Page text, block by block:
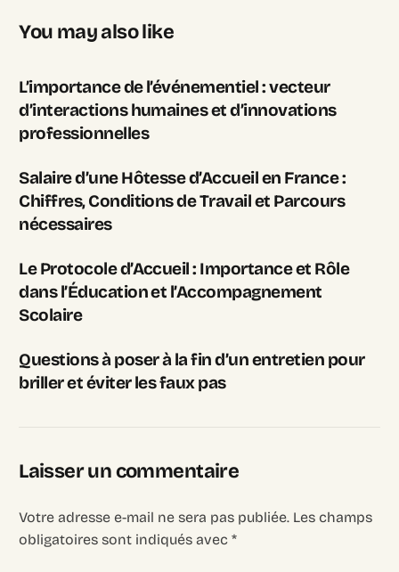
You may also like
L’importance de l’événementiel : vecteur
d’interactions humaines et d’innovations
professionnelles
Salaire d’une Hôtesse d’Accueil en France :
Chiffres, Conditions de Travail et Parcours
nécessaires
Le Protocole d’Accueil : Importance et Rôle
dans l’Éducation et l’Accompagnement
Scolaire
Questions à poser à la fin d’un entretien pour
briller et éviter les faux pas
Laisser un commentaire
Votre adresse e-mail ne sera pas publiée. Les champs
obligatoires sont indiqués avec*